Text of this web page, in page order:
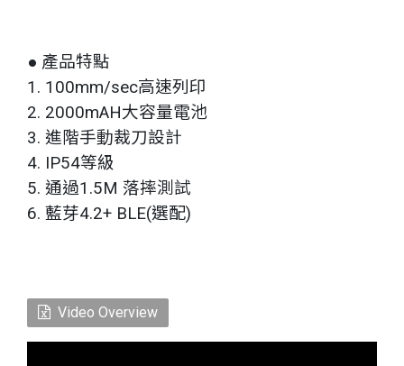
● 產品特點
1. 100mm/sec高速列印
2. 2000mAH大容量電池
3. 進階手動裁刀設計
4. IP54等級
5. 通過1.5M 落摔測試
6. 藍芽4.2+ BLE(選配)
Video Overview